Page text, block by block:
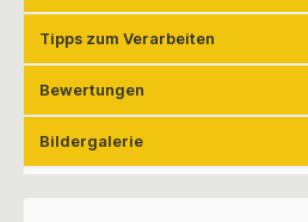
Tipps zum Verarbeiten
Bewertungen
Bildergalerie